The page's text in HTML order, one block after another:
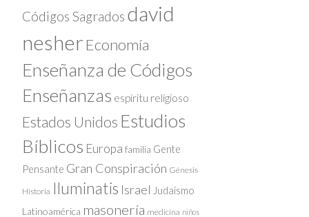
Códigos Sagrados david
nesher Economía
Enseñanza de Códigos
Enseñanzas espíritu religioso
Estados Unidos Estudios
Bíblicos Europa familia Gente
Pensante Gran Conspiración Génesis
Historia Iluminatis Israel Judaísmo
Latinoamérica masonería medicina niños